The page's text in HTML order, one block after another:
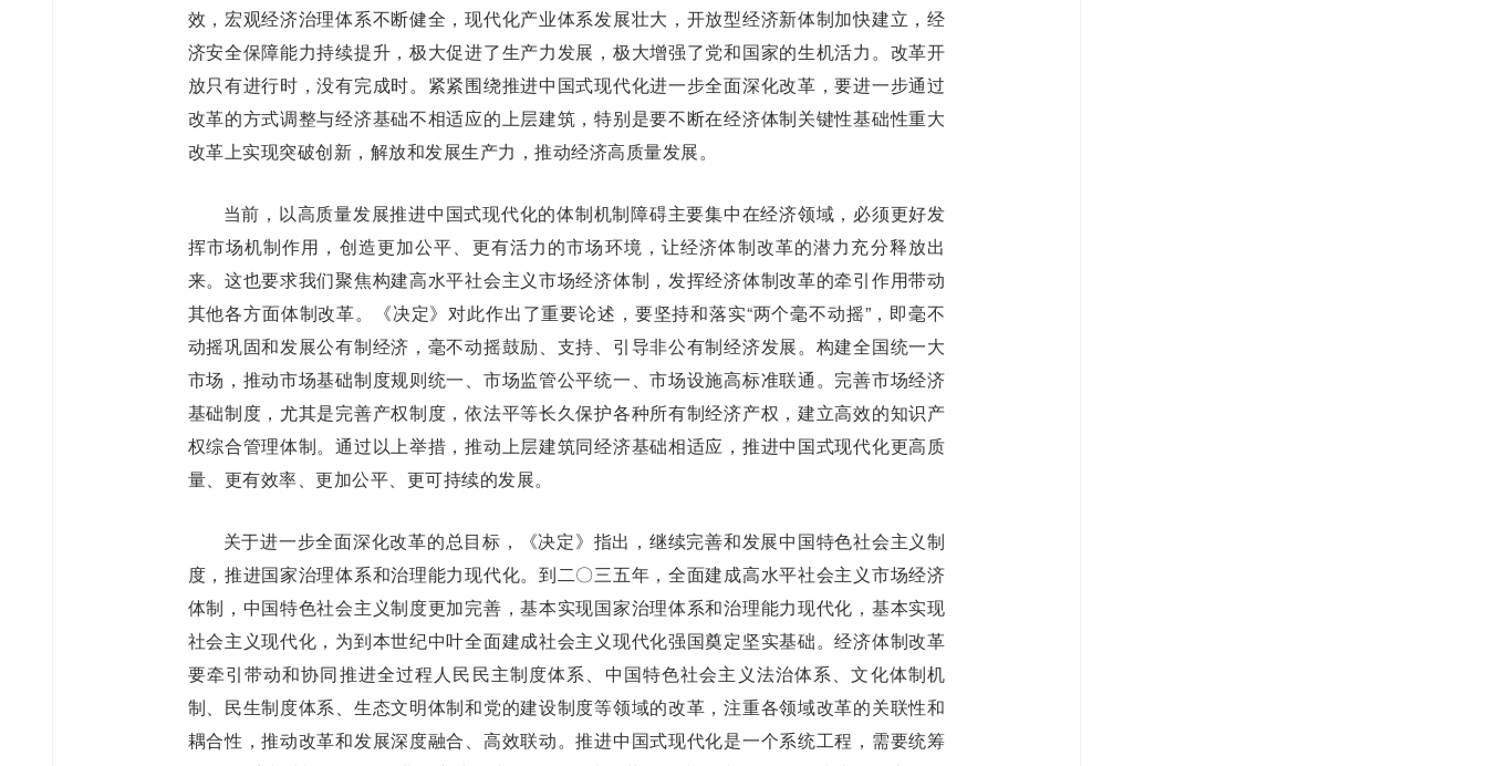
效，宏观经济治理体系不断健全，现代化产业体系发展壮大，开放型经济新体制加快建立，经
济安全保障能力持续提升，极大促进了生产力发展，极大增强了党和国家的生机活力。改革开
放只有进行时，没有完成时。紧紧围绕推进中国式现代化进一步全面深化改革，要进一步通过
改革的方式调整与经济基础不相适应的上层建筑，特别是要不断在经济体制关键性基础性重大
改革上实现突破创新，解放和发展生产力，推动经济高质量发展。
当前，以高质量发展推进中国式现代化的体制机制障碍主要集中在经济领域，必须更好发
挥市场机制作用，创造更加公平、更有活力的市场环境，让经济体制改革的潜力充分释放出
来。这也要求我们聚焦构建高水平社会主义市场经济体制，发挥经济体制改革的牵引作用带动
其他各方面体制改革。《决定》对此作出了重要论述，要坚持和落实“两个毫不动摇”，即毫不
动摇巩固和发展公有制经济，毫不动摇鼓励、支持、引导非公有制经济发展。构建全国统一大
市场，推动市场基础制度规则统一、市场监管公平统一、市场设施高标准联通。完善市场经济
基础制度，尤其是完善产权制度，依法平等长久保护各种所有制经济产权，建立高效的知识产
权综合管理体制。通过以上举措，推动上层建筑同经济基础相适应，推进中国式现代化更高质
量、更有效率、更加公平、更可持续的发展。
关于进一步全面深化改革的总目标，《决定》指出，继续完善和发展中国特色社会主义制
度，推进国家治理体系和治理能力现代化。到二〇三五年，全面建成高水平社会主义市场经济
体制，中国特色社会主义制度更加完善，基本实现国家治理体系和治理能力现代化，基本实现
社会主义现代化，为到本世纪中叶全面建成社会主义现代化强国奠定坚实基础。经济体制改革
要牵引带动和协同推进全过程人民民主制度体系、中国特色社会主义法治体系、文化体制机
制、民生制度体系、生态文明体制和党的建设制度等领域的改革，注重各领域改革的关联性和
耦合性，推动改革和发展深度融合、高效联动。推进中国式现代化是一个系统工程，需要统筹